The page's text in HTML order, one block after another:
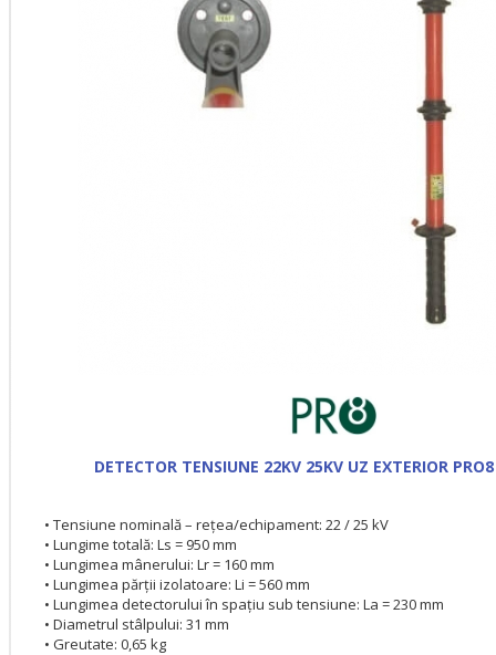
DETECTOR TENSIUNE 22KV 25KV UZ EXTERIOR
• Tensiune nominală – rețea/echipament: 22 / 25 kV
• Lungime totală: Ls = 950 mm
• Lungimea mânerului: Lr = 160 mm
• Lungimea părții izolatoare: Li = 560 mm
• Lungimea detectorului în spațiu sub tensiune: La = 230 mm
• Diametrul stâlpului: 31 mm
• Greutate: 0,65 kg